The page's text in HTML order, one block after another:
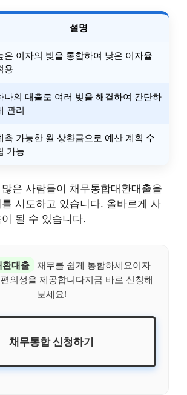
설명
은 이자의 빚을 통합하여 낮은 이자율
용
나의 대출로 여러 빚을 해결하여 간단하
관리
측 가능한 월 상환금으로 예산 계획 수
가능
은 사람들이 채무통합대환대출을
시도하고 있습니다. 올바르게 사
될 수 있습니다.
대출
채무를 쉽게 통합하세요이자
의성을 제공합니다지금 바로 신청해
보세요!
채무통합 신청하기